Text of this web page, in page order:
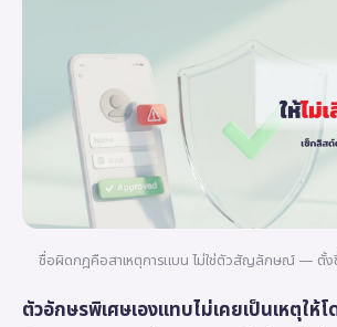
ชื่อผิดกฎคือสาเหตุการแบน ไม่ใช่ตัวสัญลักษณ์ — ตั้ง
ตัวอักษรพิเศษเองแทบไม่เคยเป็นเหตุให้